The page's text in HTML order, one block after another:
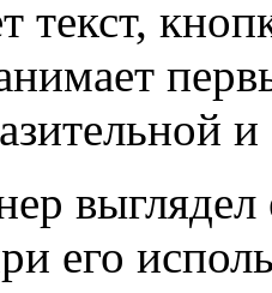
текст,
выглядел
его